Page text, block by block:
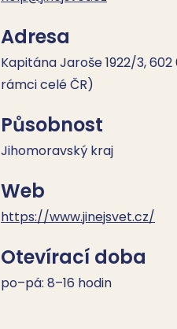
Adresa
Kapitána Jaroše 1922/3,
rámci celé ČR)
Působnost
Jihomoravský kraj
Web
https://www.jinejsvet.cz/
Otevírací doba
po–pá: 8–16 hodin